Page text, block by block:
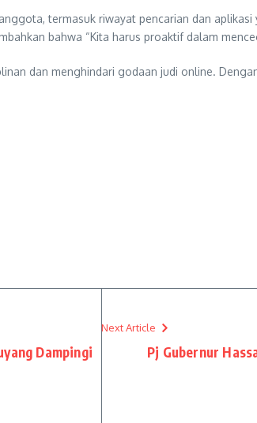
termasuk riwayat pencarian dan
bahwa “Kita harus proaktif dalam
dan menghindari godaan judi online.
Dampingi
Next Article
Pj Gubernur